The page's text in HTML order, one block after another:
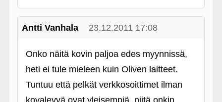
Antti Vanhala 23.12.2011 17:08
Onko näitä kovin paljoa edes myynnissä,
heti ei tule mieleen kuin Oliven laitteet.
Tuntuu että pelkät verkkosoittimet ilman
kovalevyä ovat yleisempiä, niitä onkin